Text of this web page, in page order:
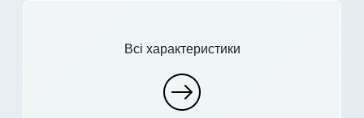
Всі характеристики